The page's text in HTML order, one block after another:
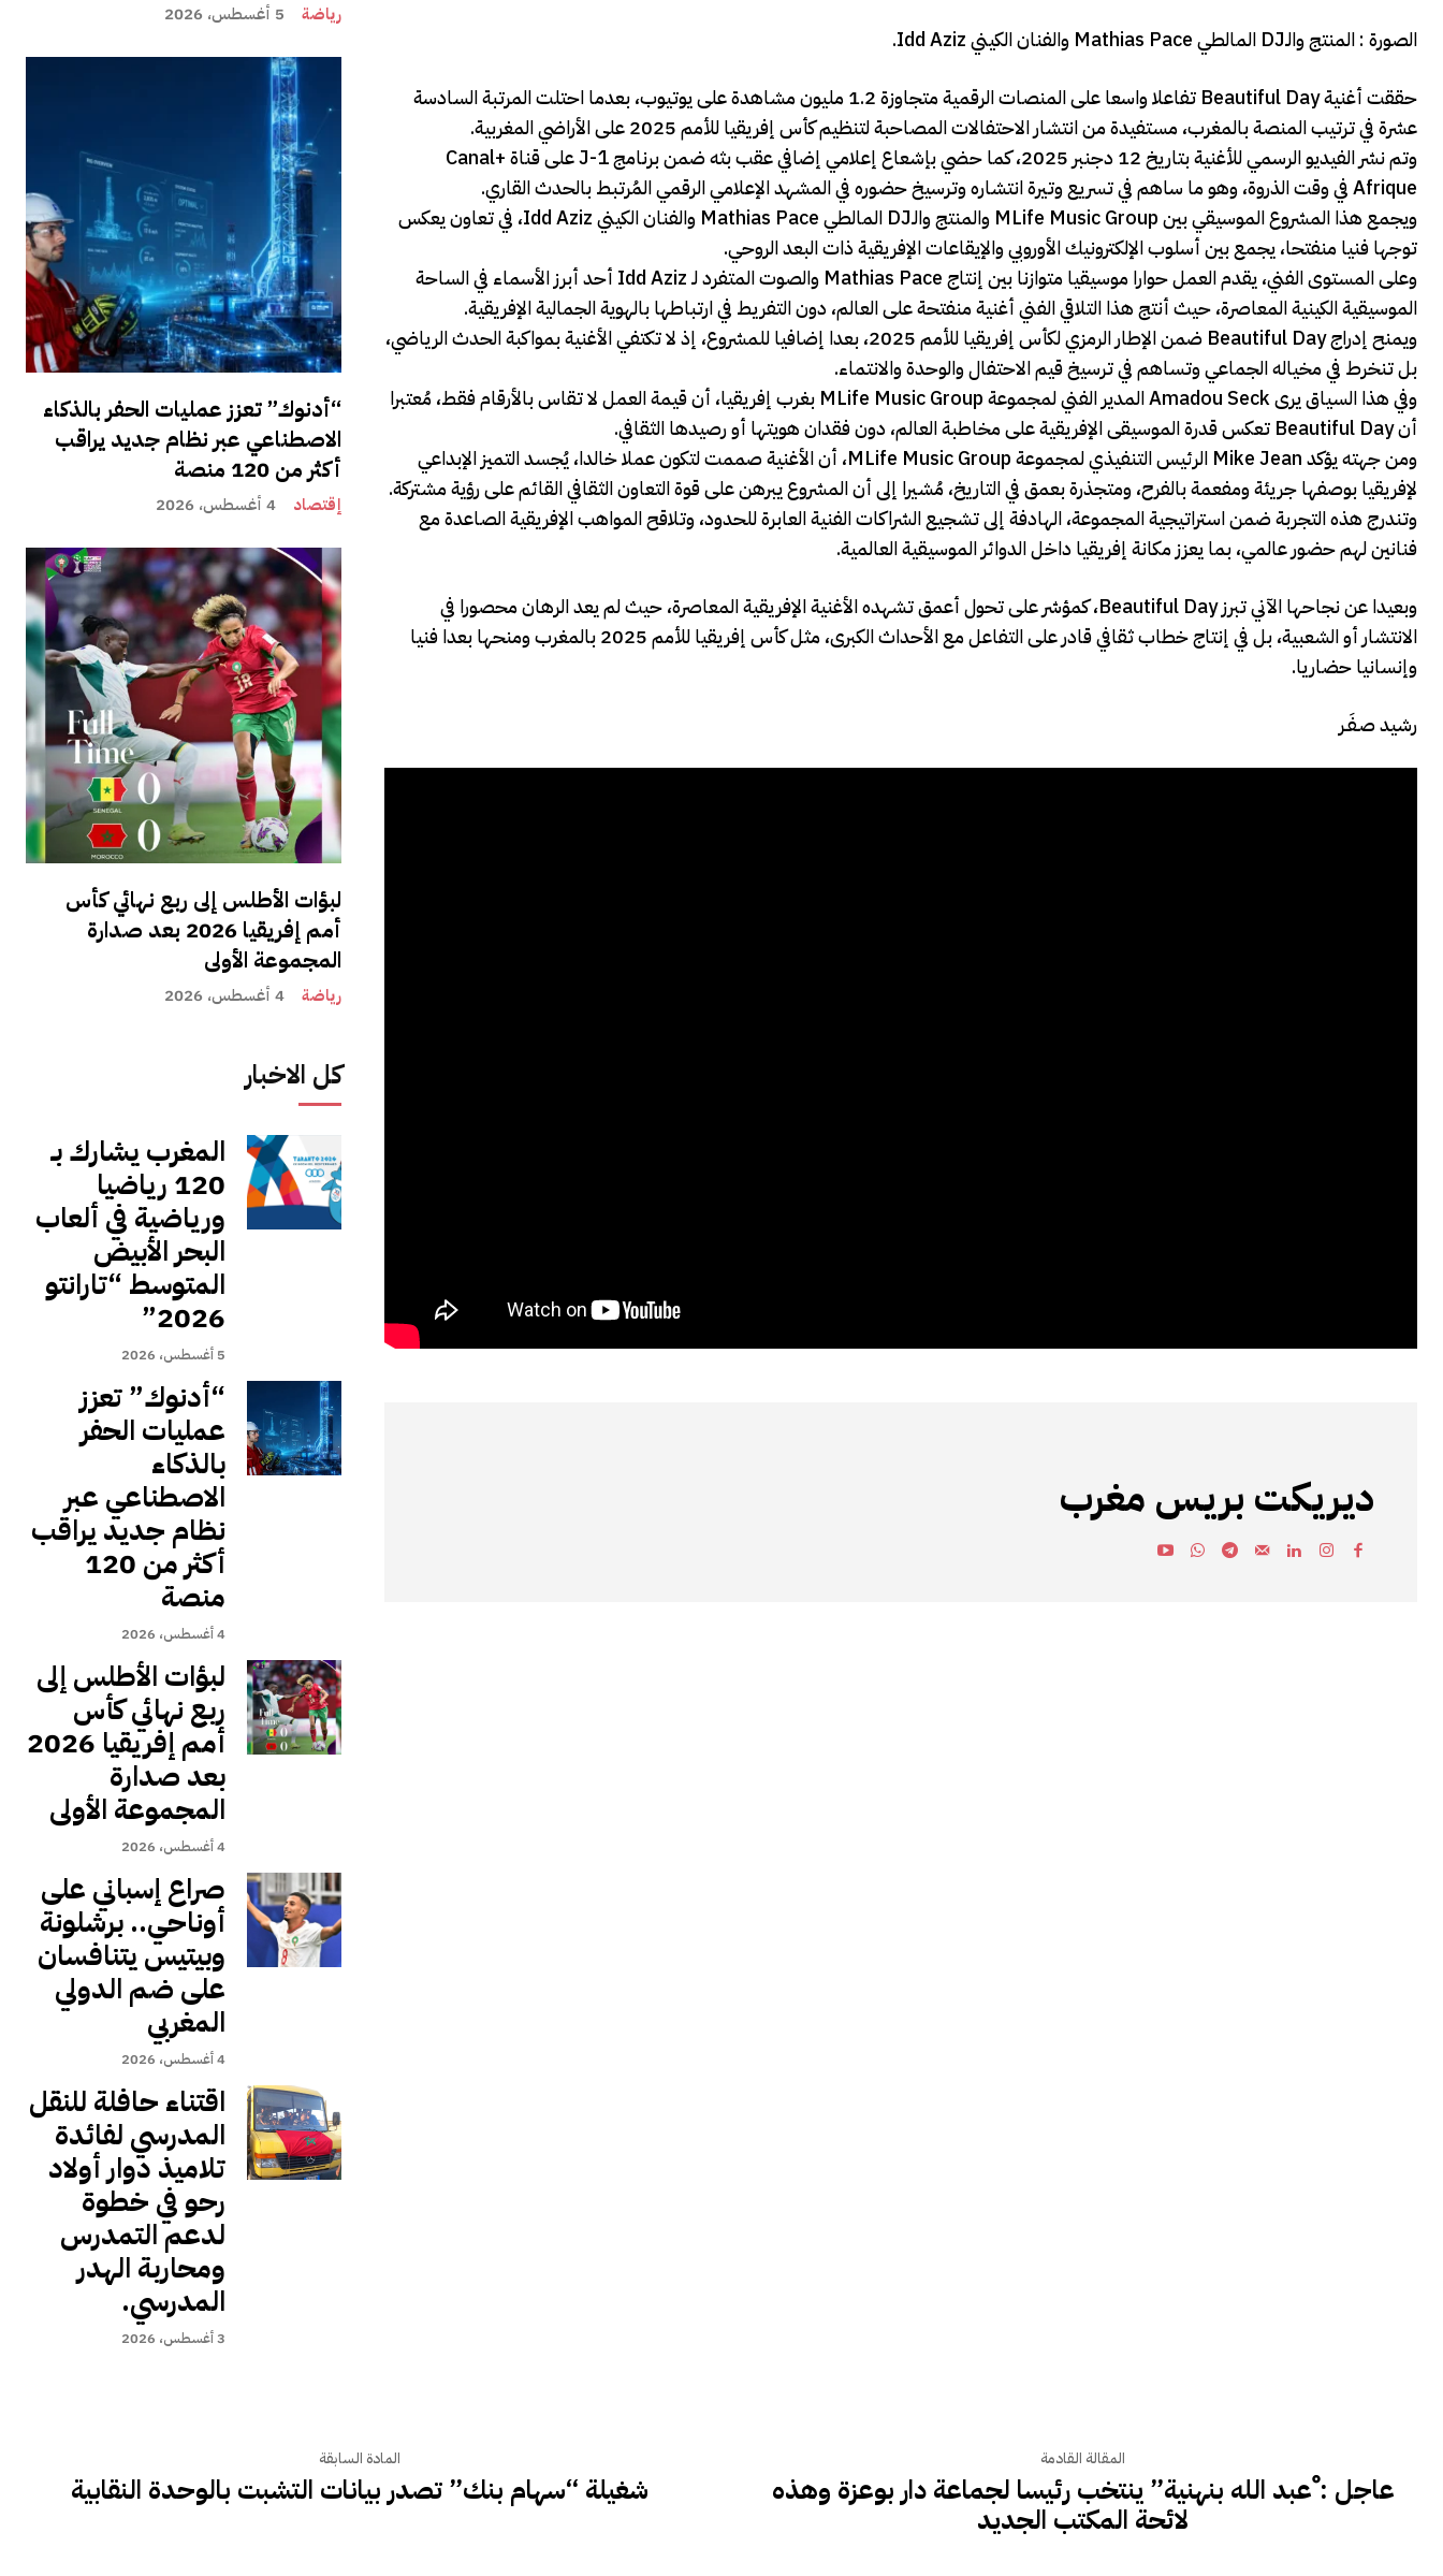
رياضة 5 أغسطس، 2026
“أدنوك” تعزز عمليات الحفر بالذكاء
الاصطناعي عبر نظام جديد يراقب
أكثر من 120 منصة
إقتصاد 4 أغسطس، 2026
لبؤات الأطلس إلى ربع نهائي كأس
أمم إفريقيا 2026 بعد صدارة
المجموعة الأولى
رياضة 4 أغسطس، 2026
كل الاخبار
المغرب يشارك بـ
120 رياضيا
ورياضية في ألعاب
البحر الأبيض
المتوسط “تارانتو
2026”
5 أغسطس، 2026
“أدنوك” تعزز
عمليات الحفر
بالذكاء
الاصطناعي عبر
نظام جديد يراقب
أكثر من 120
منصة
4 أغسطس، 2026
لبؤات الأطلس إلى
ربع نهائي كأس
أمم إفريقيا 2026
بعد صدارة
المجموعة الأولى
4 أغسطس، 2026
صراع إسباني على
أوناحي.. برشلونة
وبيتيس يتنافسان
على ضم الدولي
المغربي
4 أغسطس، 2026
اقتناء حافلة للنقل
المدرسي لفائدة
تلاميذ دوار أولاد
رحو في خطوة
لدعم التمدرس
ومحاربة الهدر
المدرسي.
3 أغسطس، 2026
الصورة : المنتج والـDJ المالطي Mathias Pace والفنان الكيني Idd Aziz.
حققت أغنية Beautiful Day تفاعلا واسعا على المنصات الرقمية متجاوزة 1.2 مليون مشاهدة على يوتيوب، بعدما احتلت المرتبة السادسة
عشرة في ترتيب المنصة بالمغرب، مستفيدة من انتشار الاحتفالات المصاحبة لتنظيم كأس إفريقيا للأمم 2025 على الأراضي المغربية.
وتم نشر الفيديو الرسمي للأغنية بتاريخ 12 دجنبر 2025، كما حضي بإشعاع إعلامي إضافي عقب بثه ضمن برنامج J-1 على قناة Canal+
Afrique في وقت الذروة، وهو ما ساهم في تسريع وتيرة انتشاره وترسيخ حضوره في المشهد الإعلامي الرقمي المُرتبط بالحدث القاري.
ويجمع هذا المشروع الموسيقي بين MLife Music Group والمنتج والـDJ المالطي Mathias Pace والفنان الكيني Idd Aziz، في تعاون يعكس
توجها فنيا منفتحا، يجمع بين أسلوب الإلكترونيك الأوروبي والإيقاعات الإفريقية ذات البعد الروحي.
وعلى المستوى الفني، يقدم العمل حوارا موسيقيا متوازنا بين إنتاج Mathias Pace والصوت المتفرد لـ Idd Aziz أحد أبرز الأسماء في الساحة
الموسيقية الكينية المعاصرة، حيث أنتج هذا التلاقي الفني أغنية منفتحة على العالم، دون التفريط في ارتباطها بالهوية الجمالية الإفريقية.
ويمنح إدراج Beautiful Day ضمن الإطار الرمزي لكأس إفريقيا للأمم 2025، بعدا إضافيا للمشروع، إذ لا تكتفي الأغنية بمواكبة الحدث الرياضي،
بل تنخرط في مخياله الجماعي وتساهم في ترسيخ قيم الاحتفال والوحدة والانتماء.
وفي هذا السياق يرى Amadou Seck المدير الفني لمجموعة MLife Music Group بغرب إفريقيا، أن قيمة العمل لا تقاس بالأرقام فقط، مُعتبرا
أن Beautiful Day تعكس قدرة الموسيقى الإفريقية على مخاطبة العالم، دون فقدان هويتها أو رصيدها الثقافي.
ومن جهته يؤكد Mike Jean الرئيس التنفيذي لمجموعة MLife Music Group، أن الأغنية صممت لتكون عملا خالدا، يُجسد التميز الإبداعي
لإفريقيا بوصفها جريئة ومفعمة بالفرح، ومتجذرة بعمق في التاريخ، مُشيرا إلى أن المشروع يبرهن على قوة التعاون الثقافي القائم على رؤية مشتركة.
وتندرج هذه التجربة ضمن استراتيجية المجموعة، الهادفة إلى تشجيع الشراكات الفنية العابرة للحدود، وتلاقح المواهب الإفريقية الصاعدة مع
فنانين لهم حضور عالمي، بما يعزز مكانة إفريقيا داخل الدوائر الموسيقية العالمية.
وبعيدا عن نجاحها الآني تبرز Beautiful Day، كمؤشر على تحول أعمق تشهده الأغنية الإفريقية المعاصرة، حيث لم يعد الرهان محصورا في
الانتشار أو الشعبية، بل في إنتاج خطاب ثقافي قادر على التفاعل مع الأحداث الكبرى، مثل كأس إفريقيا للأمم 2025 بالمغرب ومنحها بعدا فنيا
وإنسانيا حضاريا.
رشيد صـفَـر
ديريكت بريس مغرب
المادة السابقة
شغيلة “سهام بنك” تصدر بيانات التشبت بالوحدة النقابية
المقالة القادمة
عاجل : ْعبد الله بنهنية” ينتخب رئيسا لجماعة دار بوعزة وهذه
لائحة المكتب الجديد